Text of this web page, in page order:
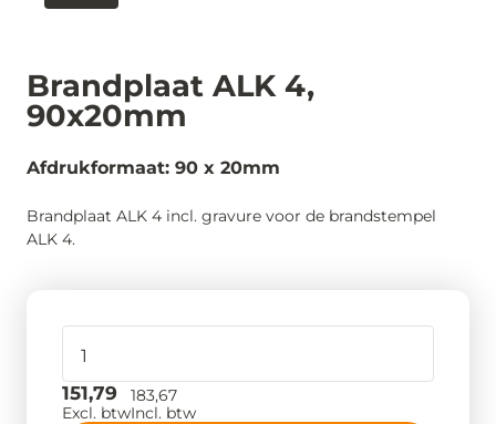
Brandplaat ALK 4,
90x20mm
Afdrukformaat: 90 x 20mm
Brandplaat ALK 4 incl. gravure voor de brandstempel
ALK 4.
151,79
Excl. btw
183,67
Incl. btw